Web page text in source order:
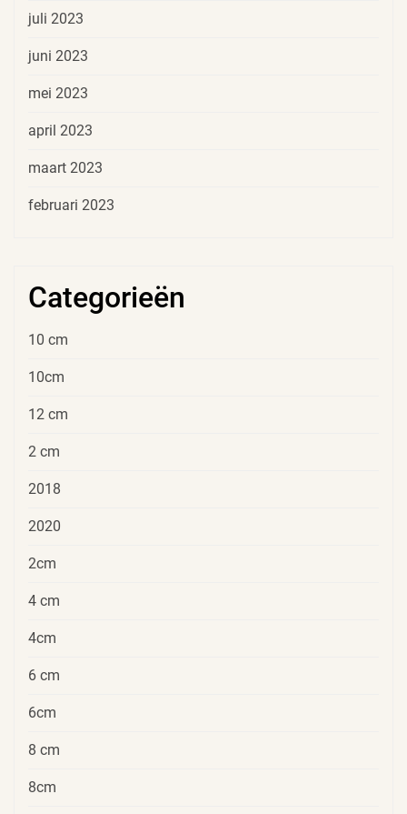
juli 2023
juni 2023
mei 2023
april 2023
maart 2023
februari 2023
Categorieën
10 cm
10cm
12 cm
2 cm
2018
2020
2cm
4 cm
4cm
6 cm
6cm
8 cm
8cm